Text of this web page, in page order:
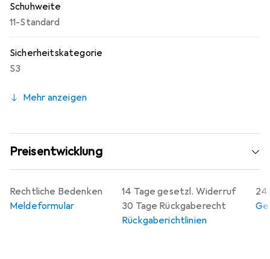
Schuhweite
11-Standard
Sicherheitskategorie
S3
Mehr anzeigen
Preisentwicklung
14 Tage gesetzl. Widerruf
30 Tage Rückgaberecht
Rückgaberichtlinien
24
Rechtliche Bedenken
Meldeformular